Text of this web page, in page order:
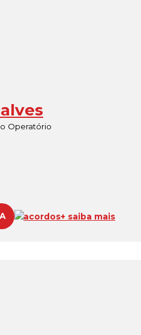
Operatório
acordos+ saiba mais